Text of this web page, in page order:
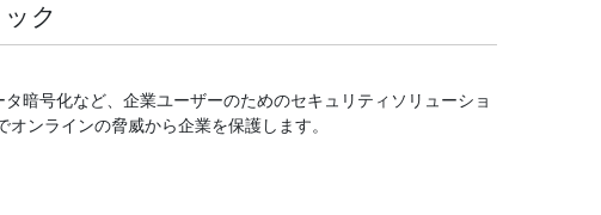
ク
暗号化など、企業ユーザーのためのセキュリティソリューショ
ンラインの脅威から企業を保護します。